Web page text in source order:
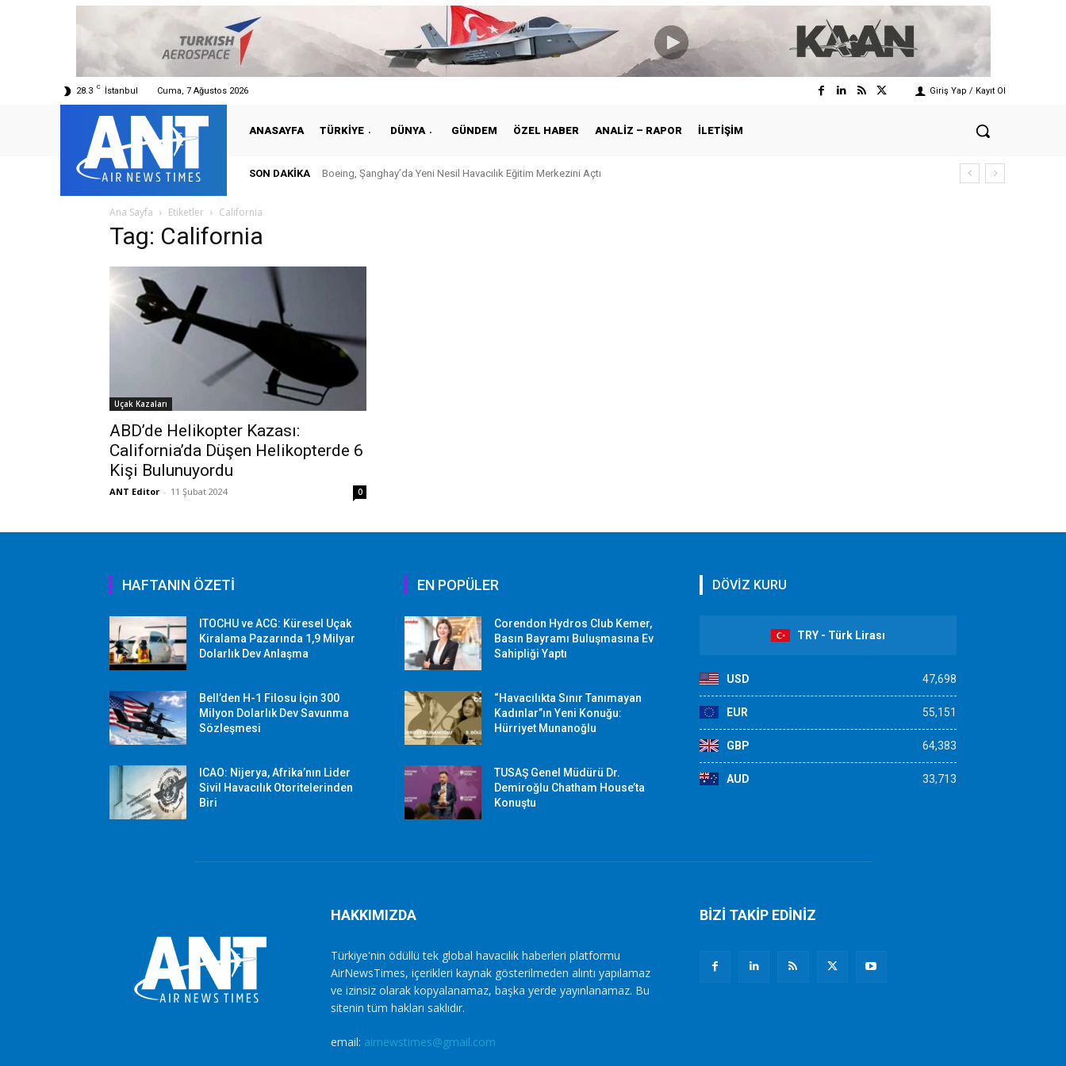
28.3 C İstanbul Cuma, 7 Ağustos 2026 Giriş Yap / Kayıt Ol
ANASAYFA TÜRKIYE DÜNYA GÜNDEM ÖZEL HABER ANALIZ – RAPOR İLETIŞIM
SON DAKIKA Boeing, Şanghay’da Yeni Nesil Havacılık Eğitim Merkezini Açtı
Ana Sayfa Etiketler California
Tag: California
Uçak Kazaları
ABD’de Helikopter Kazası:
California’da Düşen Helikopterde 6
Kişi Bulunuyordu
ANT Editor - 11 Şubat 2024 0
HAFTANIN ÖZETİ
ITOCHU ve ACG: Küresel Uçak
Kiralama Pazarında 1,9 Milyar
Dolarlık Dev Anlaşma
Bell’den H-1 Filosu İçin 300
Milyon Dolarlık Dev Savunma
Sözleşmesi
ICAO: Nijerya, Afrika’nın Lider
Sivil Havacılık Otoritelerinden
Biri
EN POPÜLER
Corendon Hydros Club Kemer,
Basın Bayramı Buluşmasına Ev
Sahipliği Yaptı
“Havacılıkta Sınır Tanımayan
Kadınlar”ın Yeni Konuğu:
Hürriyet Munanoğlu
TUSAŞ Genel Müdürü Dr.
Demiroğlu Chatham House’ta
Konuştu
DÖVİZ KURU
TRY - Türk Lirası
USD 47,698
EUR 55,151
GBP 64,383
AUD 33,713
HAKKIMIZDA
Türkiye'nin ödüllü tek global havacılık haberleri platformu
AirNewsTimes, içerikleri kaynak gösterilmeden alıntı yapılamaz
ve izinsiz olarak kopyalanamaz, başka yerde yayınlanamaz. Bu
sitenin tüm hakları saklıdır.
email: airnewstimes@gmail.com
BİZİ TAKİP EDİNİZ